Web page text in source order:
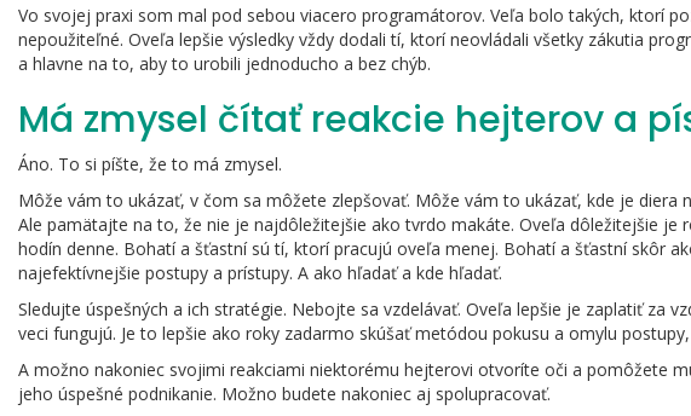
Vo svojej praxi som mal pod sebou viacero programátorov. Veľa bolo takých, ktorí
nepoužiteľné. Oveľa lepšie výsledky vždy dodali tí, ktorí neovládali všetky zákutia
a hlavne na to, aby to urobili jednoducho a bez chýb.
Má zmysel čítať reakcie hejterov a
Áno. To si píšte, že to má zmysel.
Môže vám to ukázať, v čom sa môžete zlepšovať. Môže vám to ukázať, kde je diera
Ale pamätajte na to, že nie je najdôležitejšie ako tvrdo makáte. Oveľa dôležitejšie
hodín denne. Bohatí a šťastní sú tí, ktorí pracujú oveľa menej. Bohatí a šťastní skôr
najefektívnejšie postupy a prístupy. A ako hľadať a kde hľadať.
Sledujte úspešných a ich stratégie. Nebojte sa vzdelávať. Oveľa lepšie je zaplatiť za
veci fungujú. Je to lepšie ako roky zadarmo skúšať metódou pokusu a omylu
A možno nakoniec svojimi reakciami niektorému hejterovi otvoríte oči a pomôžete
jeho úspešné podnikanie. Možno budete nakoniec aj spolupracovať.